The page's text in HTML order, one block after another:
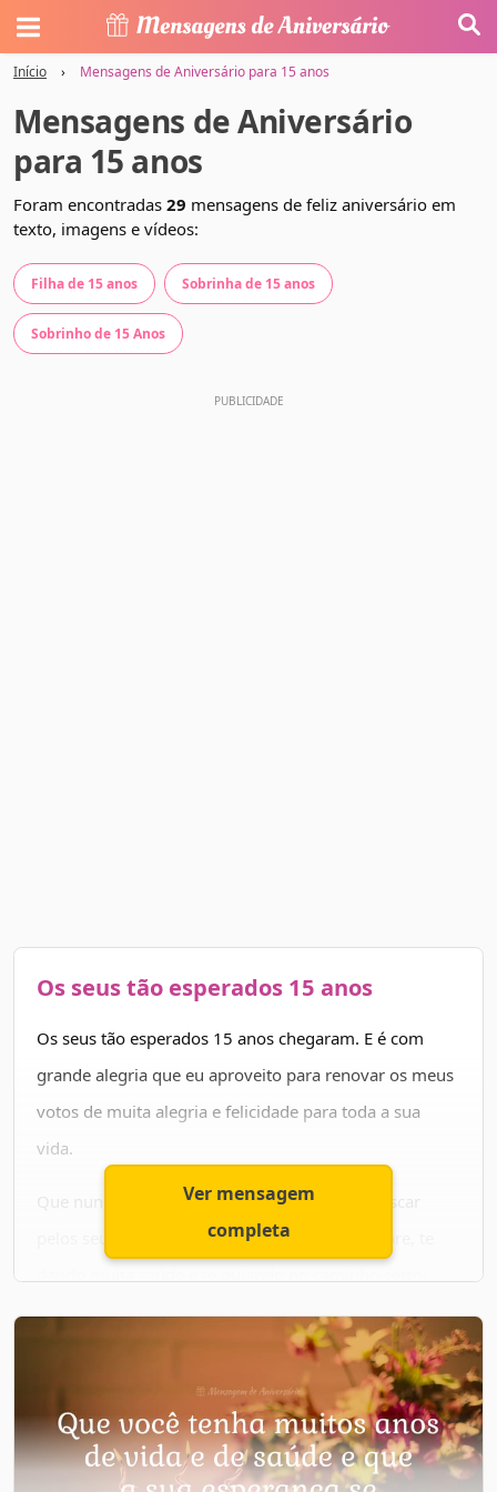
Início › Mensagens de Aniversário para 15 anos
Mensagens de Aniversário
para 15 anos
Foram encontradas 29 mensagens de feliz aniversário em
texto, imagens e vídeos:
Filha de 15 anos Sobrinha de 15 anos
Sobrinho de 15 Anos
Os seus tão esperados 15 anos
Os seus tão esperados 15 anos chegaram. E é com
grande alegria que eu aproveito para renovar os meus
votos de muita alegria e felicidade para toda a sua
vida.
Que nunca lhe falte esperança e garra para buscar
pelos seus sonhos. Que Deus te abençoe sempre, te
Nunca deixe de sorrir, pois o seu sorriso é capaz de dar
Aproveite esse dia com muita alegria! Feliz
aniversário!
Ver mensagem
completa